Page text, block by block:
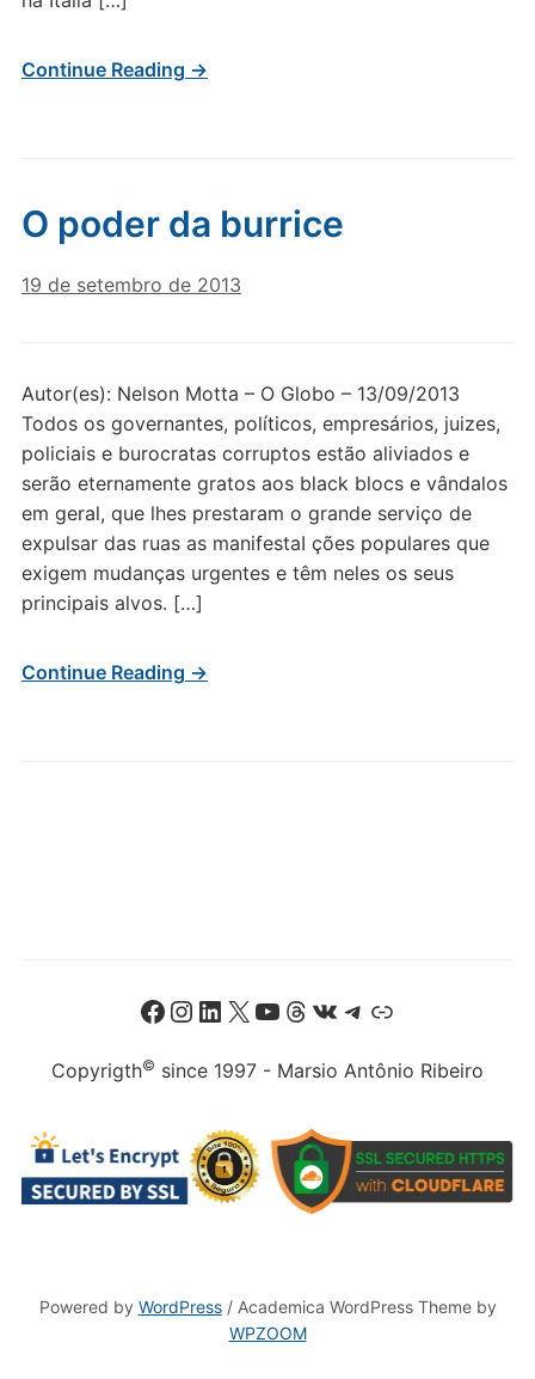
Continue Reading →
O poder da burrice
19 de setembro de 2013
Autor(es): Nelson Motta – O Globo – 13/09/2013
Todos os governantes, políticos, empresários, juizes,
policiais e burocratas corruptos estão aliviados e
serão eternamente gratos aos black blocs e vândalos
em geral, que lhes prestaram o grande serviço de
expulsar das ruas as manifestaI ções populares que
exigem mudanças urgentes e têm neles os seus
principais alvos. […]
Continue Reading →
Facebook Instagram LinkedIn X Youtube Threads
Copyrigth© since 1997 - Marsio Antônio Ribeiro
Powered by WordPress/ Academica WordPress Theme by
WPZOOM